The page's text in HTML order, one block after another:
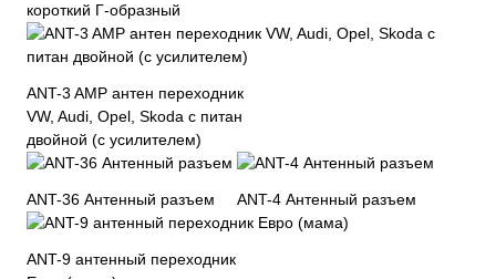
короткий Г-образный
ANT-3 AMP антен переходник
VW, Audi, Opel, Skoda с питан
двойной (с усилителем)
ANT-36 Антенный разъем ANT-4 Антенный разъем
ANT-9 антенный переходник